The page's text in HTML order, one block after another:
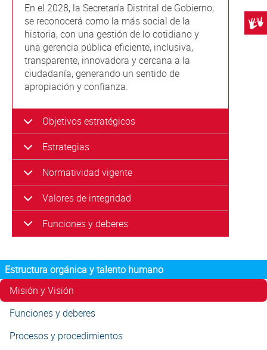
En el 2028, la Secretaría Distrital de Gobierno,
se reconocerá como la más social de la
historia, con una gestión de lo cotidiano y
una gerencia pública eficiente, inclusiva,
transparente, innovadora y cercana a la
ciudadanía, generando un sentido de
apropiación y confianza.
Objetivos estratégicos
Estrategias
Normatividad vigente
Valores de integridad
Funciones y deberes
Estructura orgánica y talento humano
Misión y Visión
Funciones y deberes
Procesos y procedimientos